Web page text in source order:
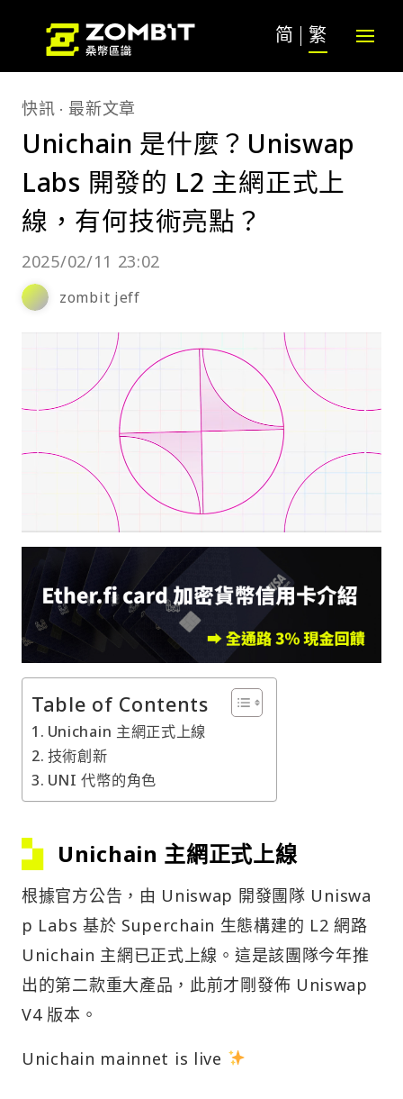
简 繁
快訊 最新文章
Unichain 是什麼？Uniswap
Labs 開發的 L2 主網正式上
線，有何技術亮點？
2025/02/11 23:02
zombit jeff
Table of Contents
Unichain 主網正式上線
技術創新
UNI 代幣的角色
Unichain 主網正式上線
根據官方公告，由 Uniswap 開發團隊 Uniswa
p Labs 基於 Superchain 生態構建的 L2 網路
Unichain 主網已正式上線。這是該團隊今年推
出的第二款重大產品，此前才剛發佈 Uniswap
V4 版本。
Unichain mainnet is live